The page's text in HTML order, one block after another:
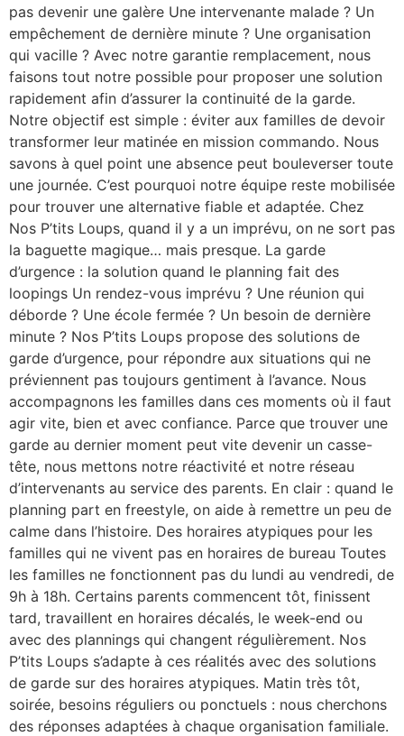
pas devenir une galère Une intervenante malade ? Un
empêchement de dernière minute ? Une organisation
qui vacille ? Avec notre garantie remplacement, nous
faisons tout notre possible pour proposer une solution
rapidement afin d’assurer la continuité de la garde.
Notre objectif est simple : éviter aux familles de devoir
transformer leur matinée en mission commando. Nous
savons à quel point une absence peut bouleverser toute
une journée. C’est pourquoi notre équipe reste mobilisée
pour trouver une alternative fiable et adaptée. Chez
Nos P’tits Loups, quand il y a un imprévu, on ne sort pas
la baguette magique… mais presque. La garde
d’urgence : la solution quand le planning fait des
loopings Un rendez-vous imprévu ? Une réunion qui
déborde ? Une école fermée ? Un besoin de dernière
minute ? Nos P’tits Loups propose des solutions de
garde d’urgence, pour répondre aux situations qui ne
préviennent pas toujours gentiment à l’avance. Nous
accompagnons les familles dans ces moments où il faut
agir vite, bien et avec confiance. Parce que trouver une
garde au dernier moment peut vite devenir un casse-
tête, nous mettons notre réactivité et notre réseau
d’intervenants au service des parents. En clair : quand le
planning part en freestyle, on aide à remettre un peu de
calme dans l’histoire. Des horaires atypiques pour les
familles qui ne vivent pas en horaires de bureau Toutes
les familles ne fonctionnent pas du lundi au vendredi, de
9h à 18h. Certains parents commencent tôt, finissent
tard, travaillent en horaires décalés, le week-end ou
avec des plannings qui changent régulièrement. Nos
P’tits Loups s’adapte à ces réalités avec des solutions
de garde sur des horaires atypiques. Matin très tôt,
soirée, besoins réguliers ou ponctuels : nous cherchons
des réponses adaptées à chaque organisation familiale.